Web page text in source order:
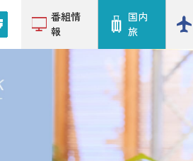
番組情
報
国内
旅